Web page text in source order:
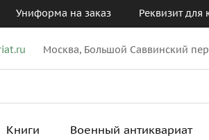
Униформа на заказ Реквизит для
Москва, Большой Саввинский
Книги Военный антиквариат